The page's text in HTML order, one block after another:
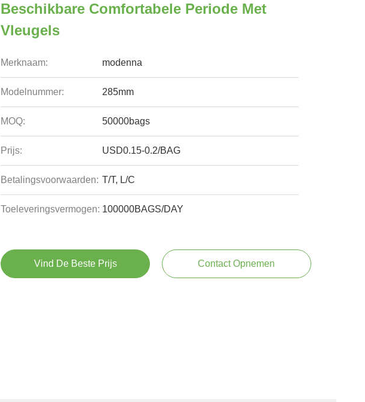
Beschikbare Comfortabele Periode Met
Vleugels
Merknaam: modenna
Modelnummer: 285mm
MOQ: 50000bags
Prijs: USD0.15-0.2/BAG
Betalingsvoorwaarden: T/T, L/C
Toeleveringsvermogen: 100000BAGS/DAY
Vind De Beste Prijs Contact Opnemen